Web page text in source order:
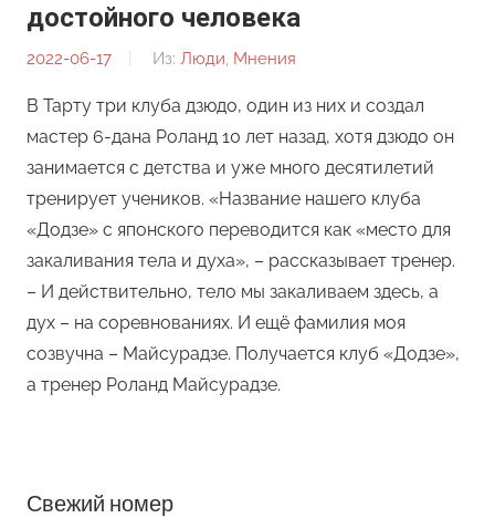
достойного человека
2022-06-17
От:
Кулиш
Из: Люди, Мнения
В Тарту три клуба дзюдо, один из них и создал
мастер 6-дана Роланд 10 лет назад, хотя дзюдо он
занимается с детства и уже много десятилетий
тренирует учеников. «Название нашего клуба
«Додзе» с японского переводится как «место для
закаливания тела и духа», – рассказывает тренер.
– И действительно, тело мы закаливаем здесь, а
дух – на соревнованиях. И ещё фамилия моя
созвучна – Майсурадзе. Получается клуб «Додзе»,
а тренер Роланд Майсурадзе.
Свежий номер